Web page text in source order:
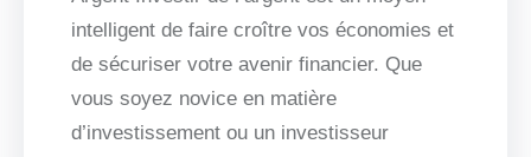
intelligent de faire croître vos économies et
de sécuriser votre avenir financier. Que
vous soyez novice en matière
d’investissement ou un investisseur